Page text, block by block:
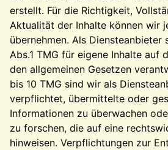
erstellt. Für die Richtigkeit,
Aktualität der Inhalte können wir
übernehmen. Als Diensteanbieter
Abs.1 TMG für eigene Inhalte auf
den allgemeinen Gesetzen
bis 10 TMG sind wir als
verpflichtet, übermittelte oder
Informationen zu überwachen
zu forschen, die auf eine
hinweisen. Verpflichtungen zur